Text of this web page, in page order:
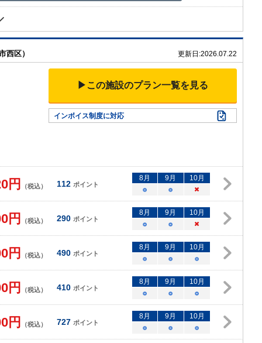
西区） 更新日:2026.07.22
▶この施設のプラン一覧を見る
インボイス制度に対応
円 （税込） 112 ポイント
8月 9月 10月
○
○ ×
円 （税込） 290 ポイント
8月 9月 10月
○
○ ×
円 （税込） 490 ポイント
8月 9月 10月
○
○ ○
円 （税込） 410 ポイント
8月 9月 10月
○
○ ○
円 （税込） 727 ポイント
8月 9月 10月
○
○ ○